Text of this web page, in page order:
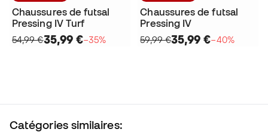
Chaussures de futsal
Pressing IV Turf
54,99 €35,99 €−35%
Chaussures de futsal
Pressing IV
59,99 €35,99 €−40%
Catégories similaires: